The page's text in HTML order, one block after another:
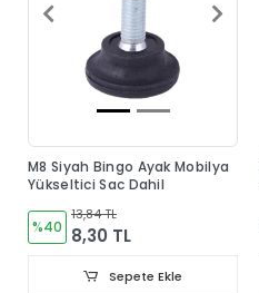
M8 Siyah Bingo Ayak Mobilya
Yükseltici Sac Dahil
%40
13,84 TL
8,30 TL
Sepete Ekle